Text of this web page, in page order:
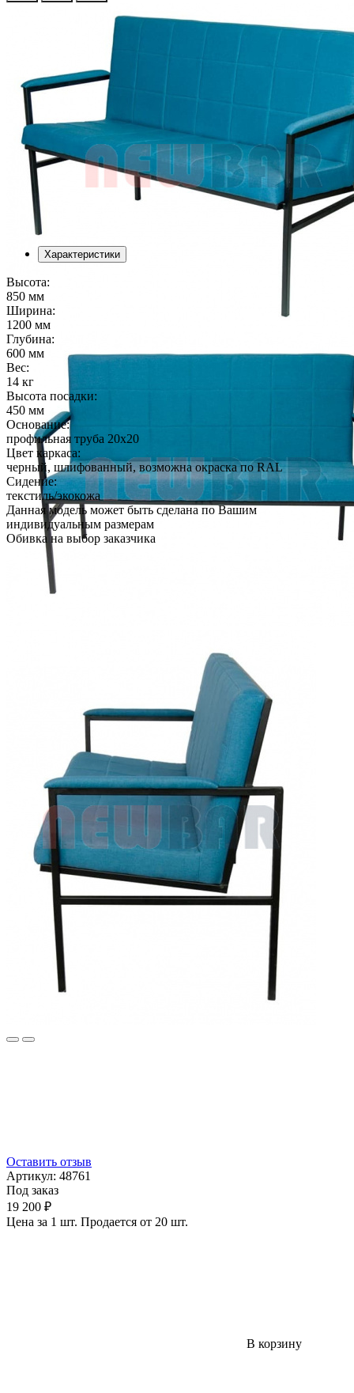
Характеристики
Высота:
850 мм
Ширина:
1200 мм
Глубина:
600 мм
Вес:
14 кг
Высота посадки:
450 мм
Основание:
профильная труба 20х20
Цвет каркаса:
черный, шлифованный, возможна окраска по RAL
Сидение:
текстиль/экокожа
Данная модель может быть сделана по Вашим
индивидуальным размерам
Обивка на выбор заказчика
Оставить отзыв
Артикул: 48761
Под заказ
19 200 ₽
Цена за 1 шт. Продается от 20 шт.
В корзину